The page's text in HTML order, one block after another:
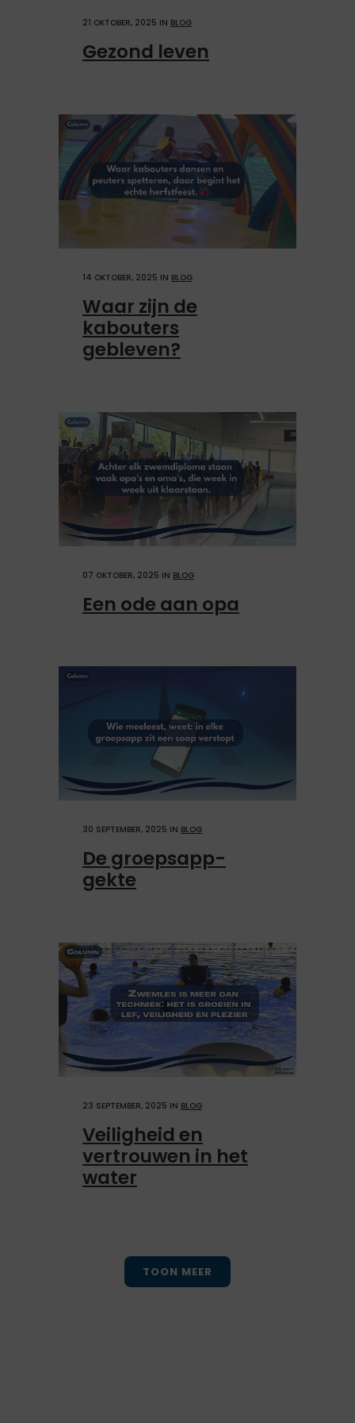
21 OKTOBER, 2025 IN BLOG
Gezond leven
14 OKTOBER, 2025 IN BLOG
Waar zijn de
kabouters
gebleven?
07 OKTOBER, 2025 IN BLOG
Een ode aan opa
30 SEPTEMBER, 2025 IN BLOG
De groepsapp-
gekte
23 SEPTEMBER, 2025 IN BLOG
Veiligheid en
vertrouwen in het
water
TOON MEER